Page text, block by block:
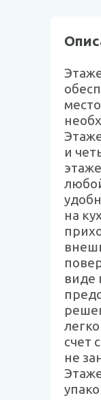
и
на
виде
счет
не